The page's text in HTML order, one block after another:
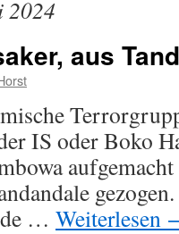
2024
aus
IS oder Boko
… Weiterlesen